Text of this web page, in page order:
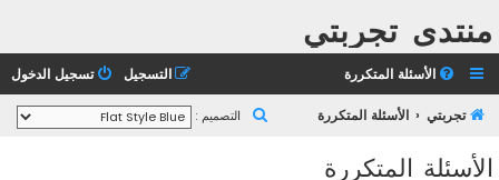
منتدى تجربتي
الأسئلة المتكررة تسجيل الدخول التسجيل
تجربتي الأسئلة المتكررة التصميم :
الأسئلة المتكررة